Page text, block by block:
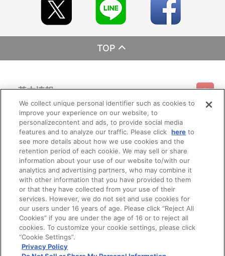
TOP
基本情報
利用規約 特定商取引法に基づく表示 プライバシーポリシー
プライバシーオプション 会社概要
ご利用情報
ご利用ガイド サイトマップ お問い合わせ
Do Not Sell or Share My Personal Information
会員メニュー
ログイン 会員規約 新規会員登録
その他のご案内
公式X バンダイナムコフィルムワークス
We collect unique personal identifier such as cookies to
improve your experience on our website, to
personalizecontent and ads, to provide social media
features and to analyze our traffic. Please click here to
see more details about how we use cookies and the
retention period of each cookie. We may sell or share
information about your use of our website to/with our
analytics and advertising partners, who may combine it
with other information that you have provided to them
or that they have collected from your use of their
services. However, we do not set and use cookies for
our users under 16 years of age. Please click “Reject All
Cookies” if you are under the age of 16 or to reject all
cookies. To customize your cookie settings, please click
“Cookie Settings”.
Privacy Policy